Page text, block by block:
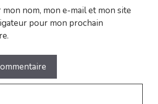
nom, mon e-mail et mon site
pour mon prochain